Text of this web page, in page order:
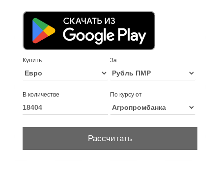
Купить За
В количестве По курсу от